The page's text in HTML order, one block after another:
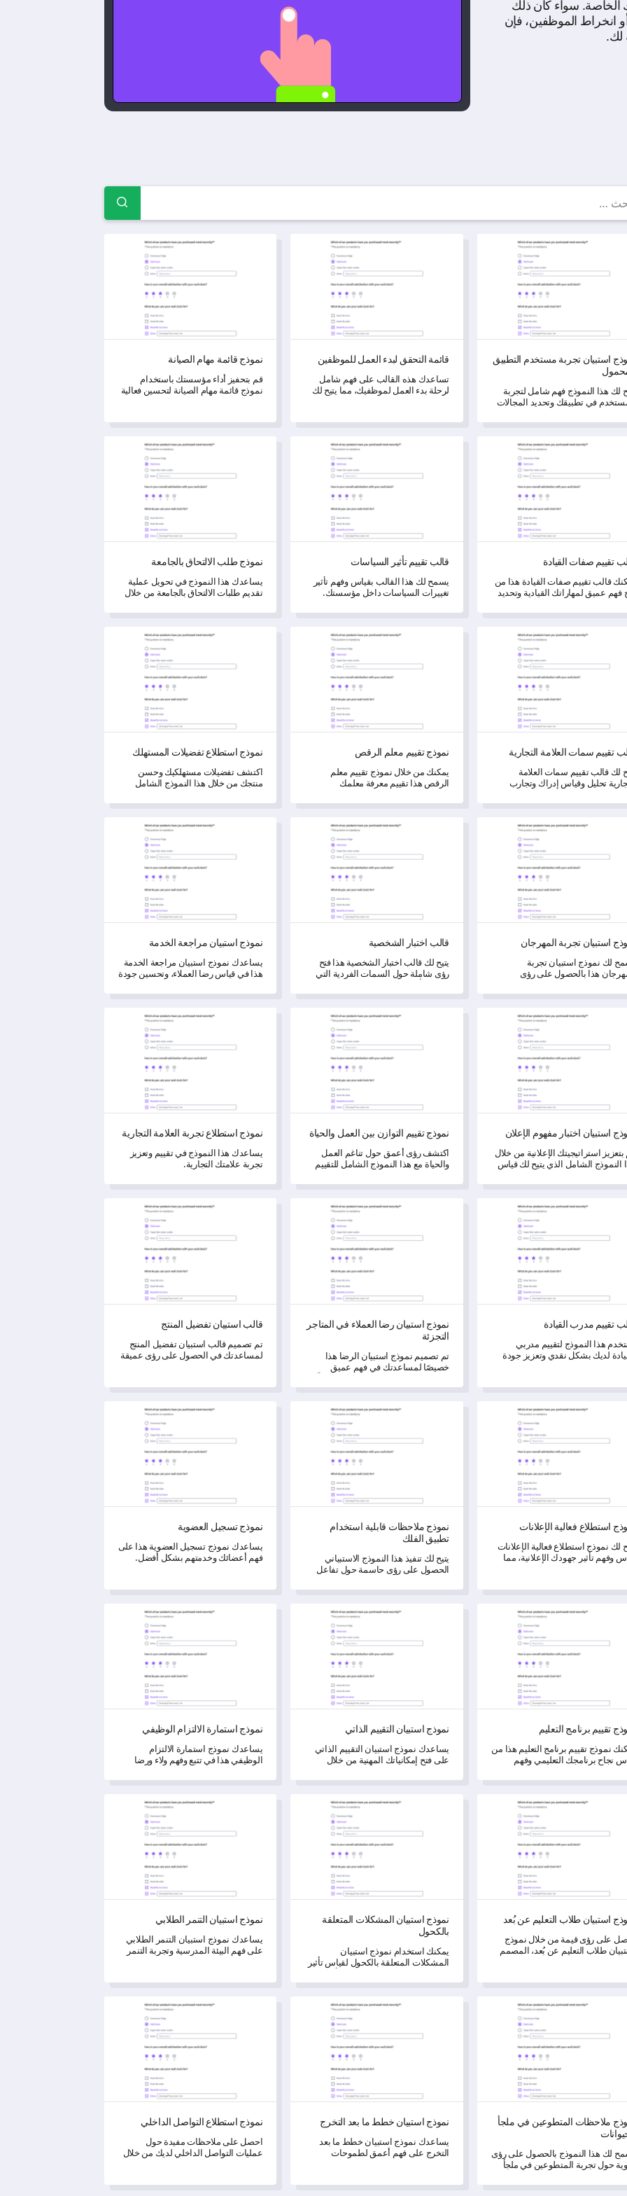
الخاصة. سواء كان ذلك
انخراط الموظفين، فإن
لك.
استبيانات مجانية — أمثلة ونماذج استبيانات
استبيان تجربة مستخدم التطبيق المحمول
استبيان تجربة مستخدم التطبيق
لك هذا النموذج فهم شامل لتجربة
في تطبيقك وتحديد المجالات
قائمة التحقق لبدء العمل للموظفين
قائمة التحقق لبدء العمل للموظفين
تساعدك هذه القالب على فهم شامل
لرحلة بدء العمل لموظفيك، مما يتيح لك
نموذج قائمة مهام الصيانة
نموذج قائمة مهام الصيانة
قم بتحفيز أداء مؤسستك باستخدام
نموذج قائمة مهام الصيانة لتحسين فعالية
تقييم صفات القيادة
تقييم صفات القيادة
قالب تقييم صفات القيادة هذا من
فهم عميق لمهاراتك القيادية وتحديد
قالب تقييم تأثير السياسات
قالب تقييم تأثير السياسات
يسمح لك هذا القالب بقياس وفهم تأثير
تغييرات السياسات داخل مؤسستك.
نموذج طلب الالتحاق بالجامعة
نموذج طلب الالتحاق بالجامعة
يساعدك هذا النموذج في تحويل عملية
تقديم طلبات الالتحاق بالجامعة من خلال
تقييم سمات العلامة التجارية
تقييم سمات العلامة التجارية
لك قالب تقييم سمات العلامة
تحليل وقياس إدراك وتجارب
نموذج تقييم معلم الرقص
نموذج تقييم معلم الرقص
يمكنك من خلال نموذج تقييم معلم
الرقص هذا تقييم معرفة معلمك
بشكل شامل.
نموذج استطلاع تفضيلات المستهلك
نموذج استطلاع تفضيلات المستهلك
اكتشف تفضيلات مستهلكيك وحسن
منتجك من خلال هذا النموذج الشامل
استبيان تجربة المهرجان
استبيان تجربة المهرجان
لك نموذج استبيان تجربة
هذا بالحصول على رؤى
حول حدث المهرجان الخاص بك.
قالب اختبار الشخصية
قالب اختبار الشخصية
يتيح لك قالب اختبار الشخصية هذا فتح
رؤى شاملة حول السمات الفردية التي
نموذج استبيان مراجعة الخدمة
نموذج استبيان مراجعة الخدمة
يساعدك نموذج استبيان مراجعة الخدمة
هذا في قياس رضا العملاء، وتحسين جودة
استبيان اختبار مفهوم الإعلان
استبيان اختبار مفهوم الإعلان
استراتيجيتك الإعلانية من خلال
النموذج الشامل الذي يتيح لك قياس
بك.
نموذج تقييم التوازن بين العمل والحياة
نموذج تقييم التوازن بين العمل والحياة
اكتشف رؤى أعمق حول تناغم العمل
والحياة مع هذا النموذج الشامل للتقييم
نموذج استطلاع تجربة العلامة التجارية
نموذج استطلاع تجربة العلامة التجارية
يساعدك هذا النموذج في تقييم وتعزيز
تجربة علامتك التجارية.
تقييم مدرب القيادة
تقييم مدرب القيادة
هذا النموذج لتقييم مدربي
لديك بشكل نقدي وتعزيز جودة
نموذج استبيان رضا العملاء في المتاجر التجزئة
نموذج استبيان رضا العملاء في المتاجر
التجزئة
تم تصميم نموذج استبيان الرضا هذا
خصيصًا لمساعدتك في فهم عميق
من تحويل ورفع مستوى تجارب التسوق.
قالب استبيان تفضيل المنتج
قالب استبيان تفضيل المنتج
تم تصميم قالب استبيان تفضيل المنتج
لمساعدتك في الحصول على رؤى عميقة
استطلاع فعالية الإعلانات
استطلاع فعالية الإعلانات
لك نموذج استطلاع فعالية الإعلانات
وفهم تأثير جهودك الإعلانية، مما
نموذج ملاحظات قابلية استخدام تطبيق الفلك
نموذج ملاحظات قابلية استخدام
تطبيق الفلك
يتيح لك تنفيذ هذا النموذج الاستبياني
الحصول على رؤى حاسمة حول تفاعل
الخاص بك.
نموذج تسجيل العضوية
نموذج تسجيل العضوية
يساعدك نموذج تسجيل العضوية هذا على
فهم أعضائك وخدمتهم بشكل أفضل.
تقييم برنامج التعليم
تقييم برنامج التعليم
نموذج تقييم برنامج التعليم هذا من
نجاح برنامجك التعليمي وفهم
نموذج استبيان التقييم الذاتي
نموذج استبيان التقييم الذاتي
يساعدك نموذج استبيان التقييم الذاتي
على فتح إمكانياتك المهنية من خلال
نموذج استمارة الالتزام الوظيفي
نموذج استمارة الالتزام الوظيفي
يساعدك نموذج استمارة الالتزام
الوظيفي هذا في تتبع وفهم ولاء ورضا
قيمة لتحسين الأداء.
استبيان طلاب التعليم عن بُعد
استبيان طلاب التعليم عن بُعد
على رؤى قيمة من خلال نموذج
طلاب التعليم عن بُعد، المصمم
نموذج استبيان المشكلات المتعلقة بالكحول
نموذج استبيان المشكلات المتعلقة
بالكحول
يمكنك استخدام نموذج استبيان
المشكلات المتعلقة بالكحول لقياس تأثير
والمجتمع.
نموذج استبيان التنمر الطلابي
نموذج استبيان التنمر الطلابي
يساعدك نموذج استبيان التنمر الطلابي
على فهم البيئة المدرسية وتجربة التنمر
ملاحظات المتطوعين في ملجأ الحيوانات
ملاحظات المتطوعين في ملجأ
لك هذا النموذج بالحصول على رؤى
حول تجربة المتطوعين في ملجأ
نموذج استبيان خطط ما بعد التخرج
نموذج استبيان خطط ما بعد التخرج
يساعدك نموذج استبيان خطط ما بعد
التخرج على فهم أعمق لطموحات
نموذج استطلاع التواصل الداخلي
نموذج استطلاع التواصل الداخلي
احصل على ملاحظات مفيدة حول
عمليات التواصل الداخلي لديك من خلال